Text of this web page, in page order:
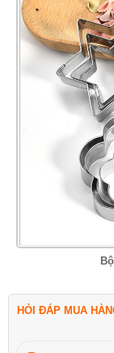
HỎI ĐÁP MUA